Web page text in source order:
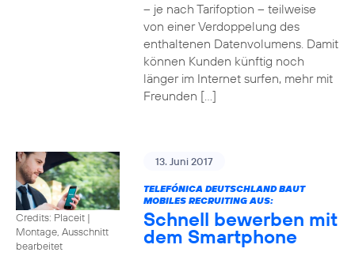
– je nach Tarifoption – teilweise
von einer Verdoppelung des
enthaltenen Datenvolumens. Damit
können Kunden künftig noch
länger im Internet surfen, mehr mit
Freunden […]
Credits: Placeit |
Montage, Ausschnitt
bearbeitet
13. Juni 2017
TELEFÓNICA DEUTSCHLAND BAUT
MOBILES RECRUITING AUS:
Schnell bewerben mit
dem Smartphone